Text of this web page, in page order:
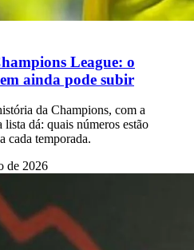
League: o
ainda pode subir
da Champions, com a
dá: quais números estão
cada temporada.
de 2026